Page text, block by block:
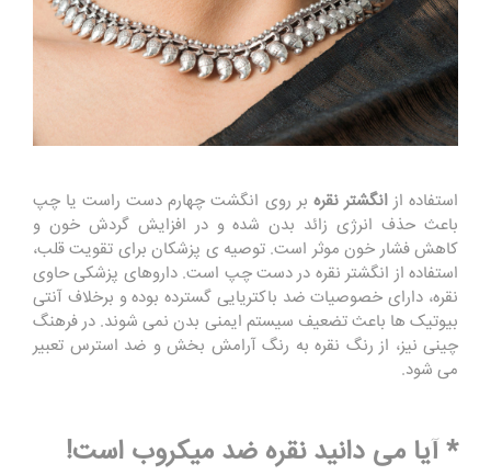
استفاده ازانگشتر نقره بر روی انگشت چهارم دست راست یا چپ
باعث حذف انرژی زائد بدن شده و در افزایش گردش خون و
کاهش فشار خون موثر است. توصیه ی پزشکان برای تقویت قلب،
استفاده از انگشتر نقره در دست چپ است. داروهای پزشکی حاوی
نقره، دارای خصوصیات ضد باکتریایی گسترده بوده و برخلاف آنتی
بیوتیک ها باعث تضعیف سیستم ایمنی بدن نمی شوند. در فرهنگ
چینی نیز، از رنگ نقره به رنگ آرامش بخش و ضد استرس تعبیر
می شود.
* آیا می دانید نقره ضد میکروب است!